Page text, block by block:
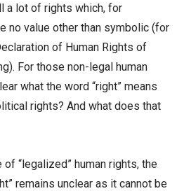
a lot of rights which, for
no value other than symbolic (for
of Human Rights of
For those non-legal human
what the word “right” means
rights? And what does that
“legalized” human rights, the
remains unclear as it cannot be